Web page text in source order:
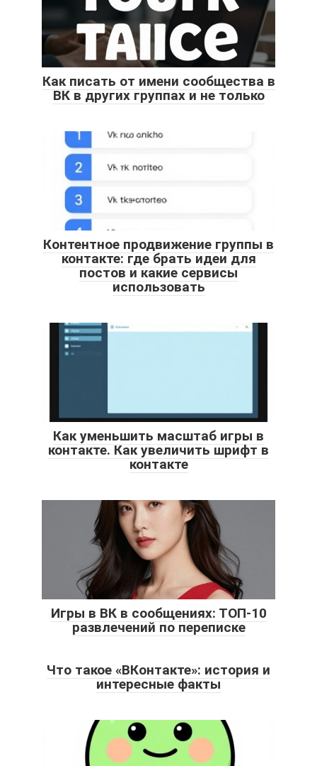
Как писать от имени сообщества в
ВК в других группах и не только
Контентное продвижение группы в
контакте: где брать идеи для
постов и какие сервисы
использовать
Как уменьшить масштаб игры в
контакте. Как увеличить шрифт в
контакте
Игры в ВК в сообщениях: ТОП-10
развлечений по переписке
Что такое «ВКонтакте»: история и
интересные факты